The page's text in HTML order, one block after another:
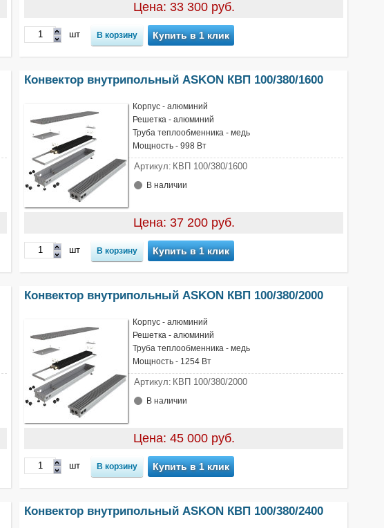
Цена: 33 300 руб.
шт Купить в 1 клик
Конвектор внутрипольный ASKON КВП 100/380/1600
Корпус - алюминий
Решетка - алюминий
Труба теплообменника - медь
Мощность - 998 Вт
Артикул: КВП 100/380/1600
В наличии
Цена: 37 200 руб.
шт Купить в 1 клик
Конвектор внутрипольный ASKON КВП 100/380/2000
Корпус - алюминий
Решетка - алюминий
Труба теплообменника - медь
Мощность - 1254 Вт
Артикул: КВП 100/380/2000
В наличии
Цена: 45 000 руб.
шт Купить в 1 клик
Конвектор внутрипольный ASKON КВП 100/380/2400